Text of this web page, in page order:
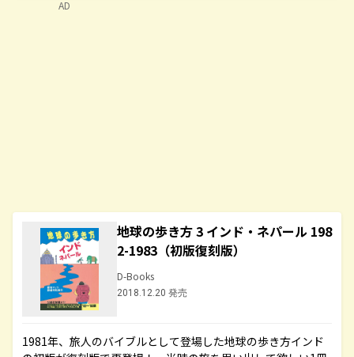
地球の歩き方 3 インド・ネパール 198
2-1983（初版復刻版）
D-Books
2018.12.20 発売
1981年、旅人のバイブルとして登場した地球の歩き方インド
AD